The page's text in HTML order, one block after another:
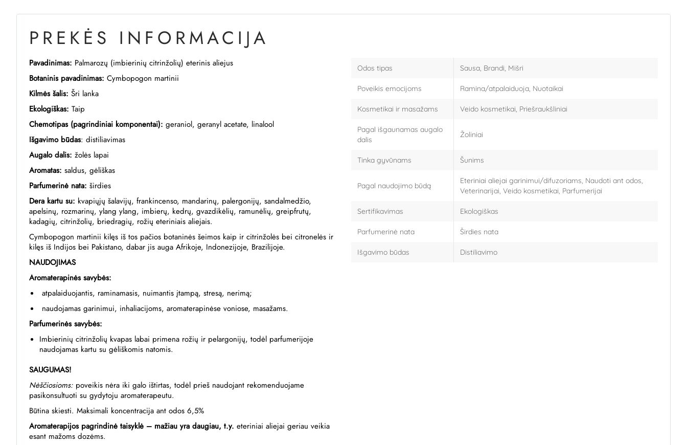
PREKĖS INFORMACIJA
Pavadinimas: Palmarozų (imbierinių citrinžolių) eterinis aliejus
Botaninis pavadinimas: Cymbopogon martinii
Kilmės šalis: Šri lanka
Ekologiškas: Taip
Chemotipas (pagrindiniai komponentai): geraniol, geranyl acetate, linalool
Išgavimo būdas: distiliavimas
Augalo dalis: žolės lapai
Aromatas: saldus, gėliškas
Parfumerinė nata: širdies
Dera kartu su: kvapiųjų šalavijų, frankincenso, mandarinų, palergonijų, sandalmedžio,
apelsinų, rozmarinų, ylang ylang, imbierų, kedrų, gvazdikėlių, ramunėlių, greipfrutų,
kadagių, citrinžolių, briedragių, rožių eteriniais aliejais.
Cymbopogon martinii kilęs iš tos pačios botaninės šeimos kaip ir citrinžolės bei citronelės ir
kilęs iš Indijos bei Pakistano, dabar jis auga Afrikoje, Indonezijoje, Brazilijoje.
NAUDOJIMAS
Aromaterapinės savybės:
atpalaiduojantis, raminamasis, nuimantis įtampą, stresą, nerimą;
naudojamas garinimui, inhaliacijoms, aromaterapinėse voniose, masažams.
Parfumerinės savybės:
Imbierinių citrinžolių kvapas labai primena rožių ir pelargonijų, todėl parfumerijoje
naudojamas kartu su gėliškomis natomis.
SAUGUMAS!
Nėščiosioms: poveikis nėra iki galo ištirtas, todėl prieš naudojant rekomenduojame
pasikonsultuoti su gydytoju aromaterapeutu.
Būtina skiesti. Maksimali koncentracija ant odos 6,5%
Aromaterapijos pagrindinė taisyklė – mažiau yra daugiau, t.y. eteriniai aliejai geriau veikia
esant mažoms dozėms.
Odos tipas Sausa, Brandi, Mišri
Poveikis emocijoms Ramina/atpalaiduoja, Nuotaikai
Kosmetikai ir masažams Veido kosmetikai, Priešraukšliniai
Pagal išgaunamas augalo
dalis
Žoliniai
Tinka gyvūnams Šunims
Pagal naudojimo būdą
Eteriniai aliejai garinimui/difuzoriams, Naudoti ant odos,
Veterinarijai, Veido kosmetikai, Parfumerijai
Sertifikavimas Ekologiškas
Parfumerinė nata Širdies nata
Išgavimo būdas Distiliavimo